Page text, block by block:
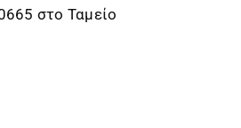
στο Ταμείο